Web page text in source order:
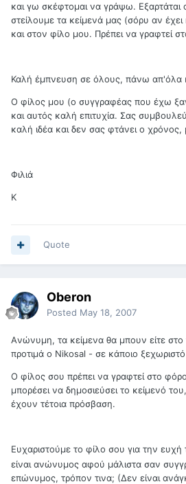
και γω σκέφτομαι να γράψω.
στείλουμε τα κείμενά μας (σόρυ αν
και στον φίλο μου. Πρέπει να γραφτεί
Καλή έμπνευση σε όλους, πάνω απ'όλα
Ο φίλος μου (ο συγγραφέας που έχω
και αυτός καλή επιτυχία. Σας
καλή ιδέα και δεν σας φτάνει ο
Φιλιά
Κ
Quote
Oberon
Posted May 18, 2007
Aνώνυμη, τα κείμενα θα μπουν είτε στο
προτιμά ο Nikosal - σε κάποιο ξεχωριστό
Ο φίλος σου πρέπει να γραφτεί στο
μπορέσει να δημοσιεύσει το κείμενό
έχουν τέτοια πρόσβαση.
Ευχαριστούμε το φίλο σου για την ευχή
είναι ανώνυμος αφού μάλιστα σαν
επώνυμος, τρόπον τινα; (Δεν είναι